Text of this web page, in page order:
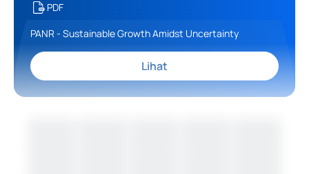
PDF
PANR - Sustainable Growth Amidst Uncertainty
Lihat